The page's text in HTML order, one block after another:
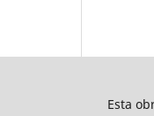
Esta